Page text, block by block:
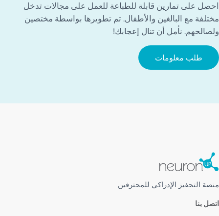
احصل على تمارين قابلة للطباعة للعمل على مجالات تدخل
مختلفة مع البالغين والأطفال. تم تطويرها بواسطة مختصين
ولصالحهم. نأمل أن تنال إعجابك!
طلب معلومات
منصة التحفيز الإدراكي للمحترفين
اتصل بنا